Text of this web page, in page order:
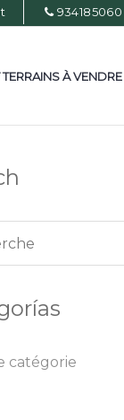
934185060
À VENDRE
catégorie